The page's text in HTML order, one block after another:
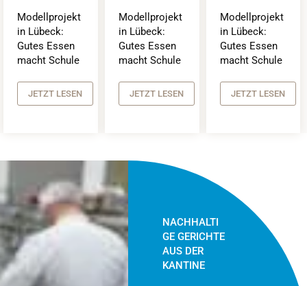
Modellprojekt
in Lübeck:
Gutes Essen
macht Schule
JETZT LESEN
Modellprojekt
in Lübeck:
Gutes Essen
macht Schule
JETZT LESEN
Modellprojekt
in Lübeck:
Gutes Essen
macht Schule
JETZT LESEN
NACHHALTI
GE GERICHTE
AUS DER
KANTINE